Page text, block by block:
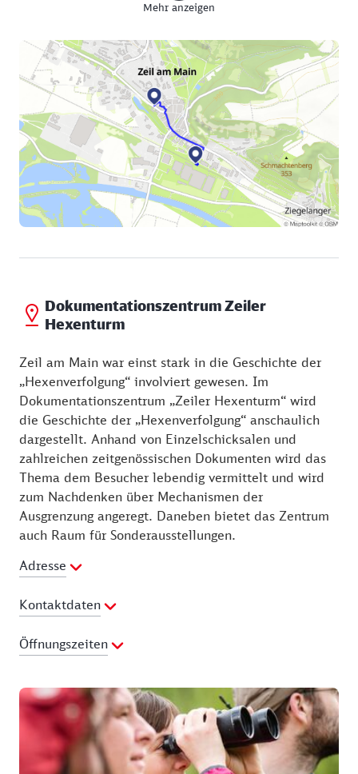
(südlichsten) Ecke des Rathauses ist das einst für
Elle", angebracht, daneben der Pranger, auf dem
Übeltäter angekettet wurden, um sie bloßzustellen
und zu bestrafen. Hinter dem Rathaus ist die
Stadtpfarrkirche St. Michael zu sehen. Vom Markt
aus sind es – am Weinhaus Nüsslein vorbei – entlang
der Oberen Torstraße noch ein paar Schritte bis zum
ehemaligen Jagdschloss des Fürstbischofs Lothar
Franz von Schönborn und, gleich gegenüber zum
„Hexenturm“, einem Teil der ehemaligen
Stadtbefestigung. Sein Name geht Zeit zwischen
Verfolgung vermeintlicher Hexen und Zauberer zu
Mehr anzeigen
Dokumentationszentrum Zeiler
Hexenturm
Zeil am Main war einst stark in die Geschichte der
„Hexenverfolgung“ involviert gewesen. Im
Dokumentationszentrum „Zeiler Hexenturm“ wird
die Geschichte der „Hexenverfolgung“ anschaulich
dargestellt. Anhand von Einzelschicksalen und
zahlreichen zeitgenössischen Dokumenten wird das
Thema dem Besucher lebendig vermittelt und wird
zum Nachdenken über Mechanismen der
Ausgrenzung angeregt. Daneben bietet das Zentrum
auch Raum für Sonderausstellungen.
Adresse
Kontaktdaten
Telefon:09524 949861
E-Mail Adresse:
Öffnungszeiten
Donnerstag:11:00 - 16:30 Uhr
Freitag:11:00 - 16:30 Uhr
Samstag:11:00 - 16:30 Uhr
Sonntag:
11:00 - 16:30 Uhr